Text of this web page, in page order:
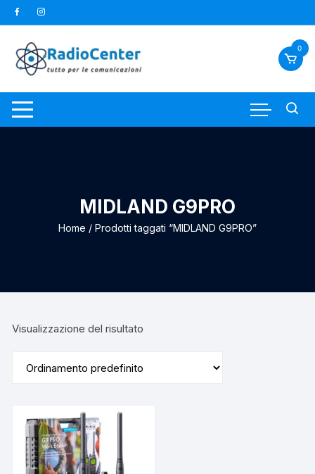
al
contenuto
0
MIDLAND G9PRO
Home / Prodotti taggati “MIDLAND G9PRO”
Visualizzazione del risultato